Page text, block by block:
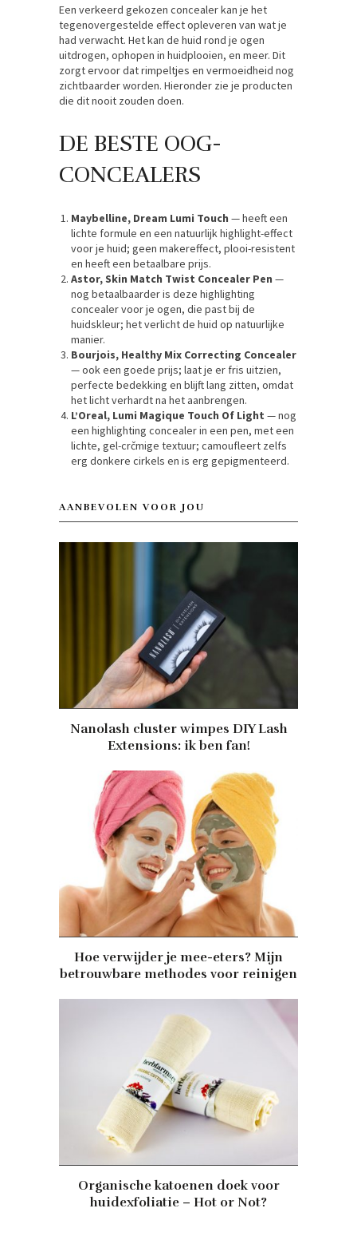
Een verkeerd gekozen concealer kan je het
tegenovergestelde effect opleveren van wat je
had verwacht. Het kan de huid rond je ogen
uitdrogen, ophopen in huidplooien, en meer. Dit
zorgt ervoor dat rimpeltjes en vermoeidheid nog
zichtbaarder worden. Hieronder zie je producten
die dit nooit zouden doen.
DE BESTE OOG-
CONCEALERS
Maybelline, Dream Lumi Touch — heeft een
lichte formule en een natuurlijk highlight-effect
voor je huid; geen makereffect, plooi-resistent
en heeft een betaalbare prijs.
Astor, Skin Match Twist Concealer Pen —
nog betaalbaarder is deze highlighting
concealer voor je ogen, die past bij de
huidskleur; het verlicht de huid op natuurlijke
manier.
Bourjois, Healthy Mix Correcting Concealer
— ook een goede prijs; laat je er fris uitzien,
perfecte bedekking en blijft lang zitten, omdat
het licht verhardt na het aanbrengen.
L’Oreal, Lumi Magique Touch Of Light — nog
een highlighting concealer in een pen, met een
lichte, gel-crčmige textuur; camoufleert zelfs
erg donkere cirkels en is erg gepigmenteerd.
AANBEVOLEN VOOR JOU
Nanolash cluster wimpes DIY Lash
Extensions: ik ben fan!
Hoe verwijder je mee-eters? Mijn
betrouwbare methodes voor reinigen
Organische katoenen doek voor
huidexfoliatie – Hot or Not?